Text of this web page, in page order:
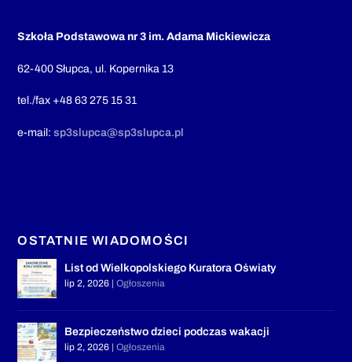
Szkoła Podstawowa nr 3 im. Adama Mickiewicza
62-400 Słupca, ul. Kopernika 13
tel./fax +48 63 275 15 31
e-mail:sp3slupca@sp3slupca.pl
OSTATNIE WIADOMOŚCI
List od Wielkopolskiego Kuratora Oświaty
lip 2, 2026 |Ogłoszenia
Bezpieczeństwo dzieci podczas wakacji
lip 2, 2026 |Ogłoszenia